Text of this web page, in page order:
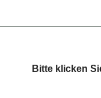
Bitte klicken